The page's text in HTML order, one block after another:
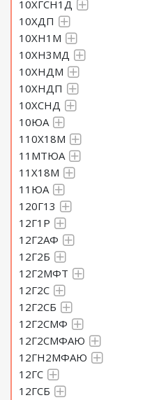
10ХГСН1Д
10ХДП
10ХН1М
10ХН3МД
10ХНДМ
10ХНДП
10ХСНД
10ЮА
110Х18М
11МТЮА
11Х18М
11ЮА
120Г13
12Г1Р
12Г2АФ
12Г2Б
12Г2МФТ
12Г2С
12Г2СБ
12Г2СМФ
12Г2СМФАЮ
12ГН2МФАЮ
12ГС
12ГСБ